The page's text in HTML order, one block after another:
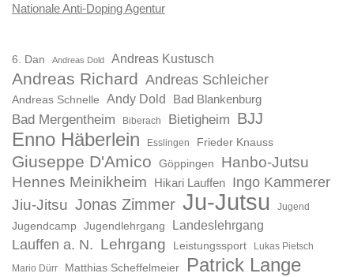
Nationale Anti-Doping Agentur
6. Dan Andreas Dold Andreas Kustusch
Andreas Richard Andreas Schleicher
Andreas Schnelle Andy Dold Bad Blankenburg
Bad Mergentheim Biberach Bietigheim BJJ
Enno Häberlein Esslingen Frieder Knauss
Giuseppe D'Amico Göppingen
Hanbo-Jutsu
Hennes Meinikheim
Hikari Lauffen Ingo Kammerer
Jiu-Jitsu Jonas Zimmer Ju-Jutsu Jugend
Jugendcamp Jugendlehrgang Landeslehrgang
Lauffen a. N. Lehrgang Leistungssport
Lukas Pietsch
Mario Dürr
Matthias Scheffelmeier Patrick Lange